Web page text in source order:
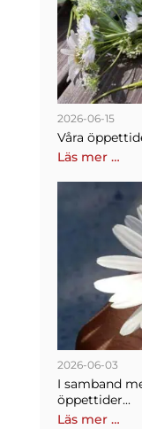
2026-06-15
Våra
Läs mer …
2026-06-03
I samband
öppettider...
Läs mer …